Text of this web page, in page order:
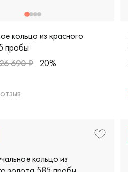
дизайнерская, 100-7120
кольцо из красного
пробы
690 ₽ 20%